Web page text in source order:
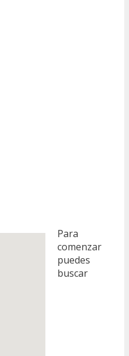
Para
comenzar
puedes
buscar